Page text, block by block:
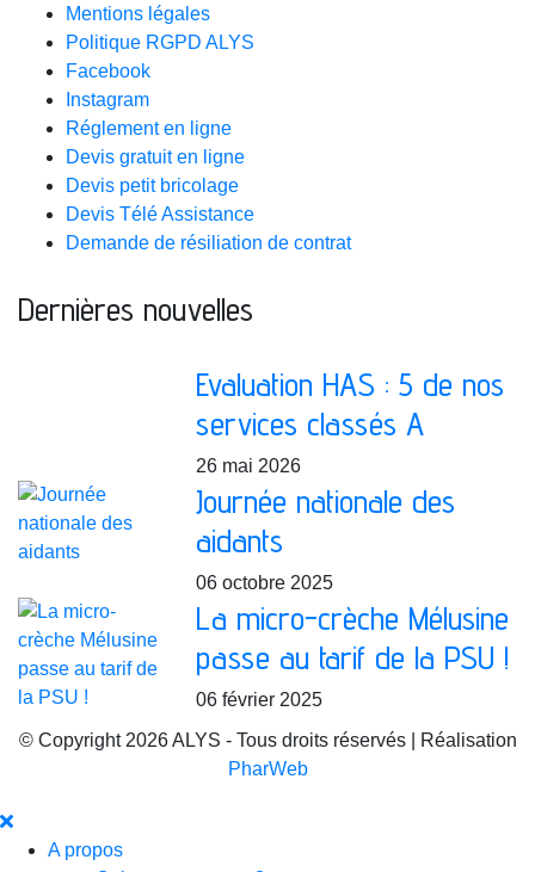
Mentions légales
Politique RGPD ALYS
Facebook
Instagram
Réglement en ligne
Devis gratuit en ligne
Devis petit bricolage
Devis Télé Assistance
Demande de résiliation de contrat
Dernières nouvelles
Evaluation HAS : 5 de nos
services classés A
26 mai 2026
Journée nationale des
aidants
06 octobre 2025
La micro-crèche Mélusine
passe au tarif de la PSU !
06 février 2025
© Copyright 2026 ALYS - Tous droits réservés | Réalisation
PharWeb
A propos